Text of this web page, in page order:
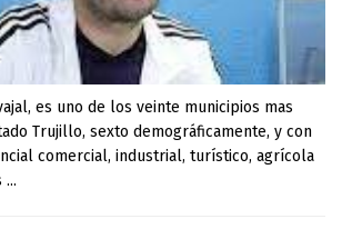
es uno de los veinte municipios mas
Trujillo, sexto demográficamente, y con
comercial, industrial, turístico, agrícola